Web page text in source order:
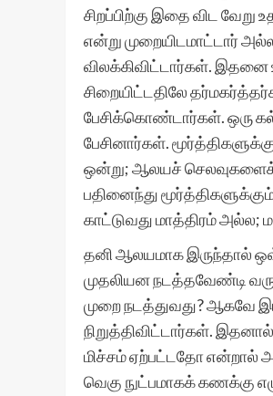
சிறப்பிற்கு இதை விட
என்று முறையிடமாட்டார்
விலக்கிவிட்டார்கள்.
சிறையிட்டதிலே
பேசிக்கொண்டார்கள். ஒரு
பேசினார்கள்.
ஒன்று; ஆலயச்
பதினைந்து
காட்டுவது மாத்திரம் அல்ல;
தனி ஆலயமாக இருந்தால்
முதலியன நடத்தவேண்டி
முறை நடத்துவது? ஆகவே
நிறுத்திவிட்டார்கள்.
மிச்சம் ஏற்பட்டதோ என்றால்
வெகு நுட்பமாகக் கணக்கு